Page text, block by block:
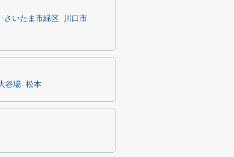
さいたま市緑区
川口市
谷場 松本